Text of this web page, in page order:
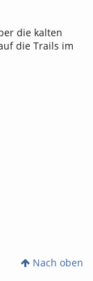
die kalten
die Trails im
Nach oben